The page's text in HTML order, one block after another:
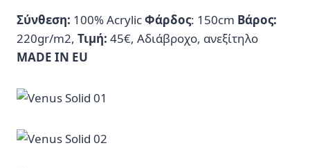
Σύνθεση: 100% AcrylicΦάρδος: 150cm Βάρος:
220gr/m2, Τιμή: 45€, Αδιάβροχο, ανεξίτηλο
MADE IN EU